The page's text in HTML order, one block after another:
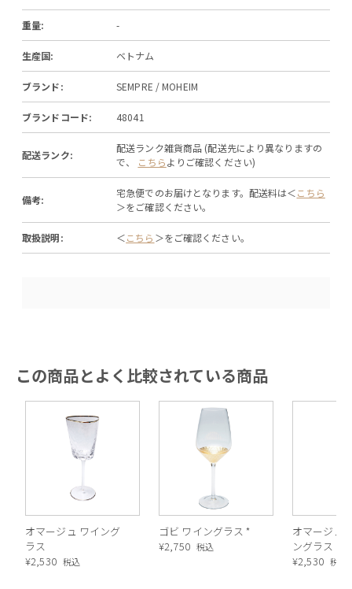
重量: -
生産国: ベトナム
ブランド: SEMPRE / MOHEIM
ブランドコード: 48041
配送ランク:
配送ランク雑貨商品 (配送先により異なりますの
で、 こちらよりご確認ください)
備考:
宅急便でのお届けとなります。配送料は＜こちら
＞をご確認ください。
取扱説明: ＜こちら ＞をご確認ください。
この商品とよく比較されている商品
オマージュ ワイング
ラス
¥2,530 税込
ゴビ ワイングラス *
¥2,750 税込
オマージュ
ングラス *
¥2,530 税込